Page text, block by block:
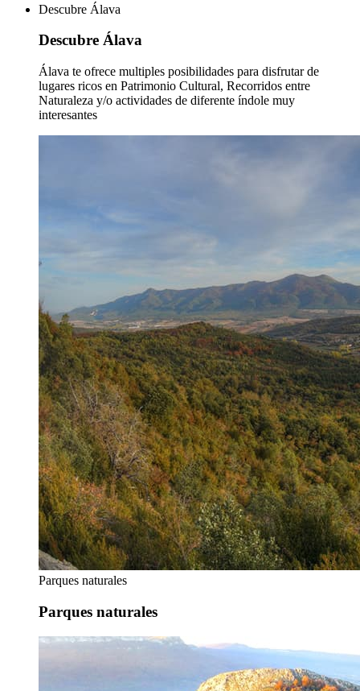
Descubre Álava
Descubre Álava
Álava te ofrece multiples posibilidades para disfrutar de
lugares ricos en Patrimonio Cultural, Recorridos entre
Naturaleza y/o actividades de diferente índole muy
interesantes
Parques naturales
Parques naturales